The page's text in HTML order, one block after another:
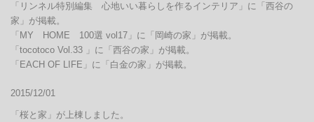
「リンネル特別編集　心地いい暮らしを作るインテリア」に「西谷の
家」が掲載。
「MY　HOME　100選 vol17」に「岡崎の家」が掲載。
「tocotoco Vol.33 」に「西谷の家」が掲載。
「EACH OF LIFE」に「白金の家」が掲載。
2015/12/01
「桜と家」が上棟しました。